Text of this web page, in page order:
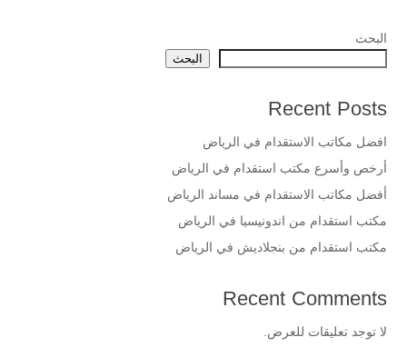
البحث
البحث
Recent Posts
افضل مكاتب الاستقدام في الرياض
أرخص وأسرع مكتب استقدام في الرياض
أفضل مكاتب الاستقدام في مساند الرياض
مكتب استقدام من اندونيسيا في الرياض
مكتب استقدام من بنجلاديش في الرياض
Recent Comments
لا توجد تعليقات للعرض.